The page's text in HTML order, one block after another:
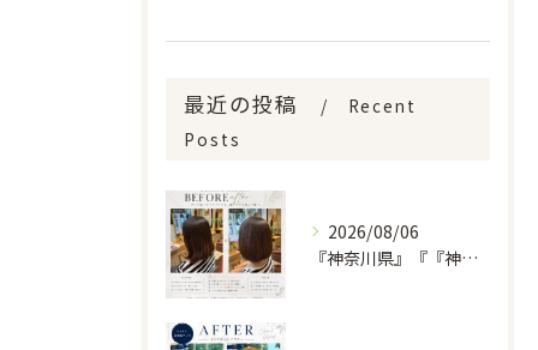
最近の投稿
Recent
Posts
2026/08/06
『神奈川県』『『神奈川県』『綾瀬市』『海老名市』『美容室』